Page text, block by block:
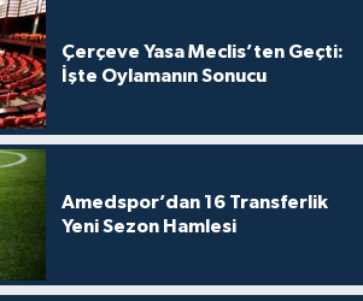
Çerçeve Yasa Meclis’ten Geçti:
İşte Oylamanın Sonucu
Amedspor’dan 16 Transferlik
Yeni Sezon Hamlesi